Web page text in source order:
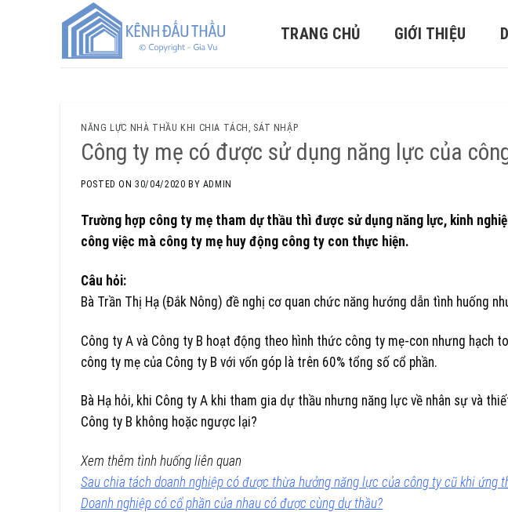
TRANG CHỦ GIỚI THIỆU
NĂNG LỰC NHÀ THẦU KHI CHIA TÁCH, SÁT NHẬP
Công ty mẹ có được sử dụng năng lực của
POSTED ON30/04/2020 BY ADMIN
Trường hợp công ty mẹ tham dự thầu thì được sử dụng năng lực, kinh
công việc mà công ty mẹ huy động công ty con thực hiện.
Câu hỏi:
Bà Trần Thị Hạ (Đắk Nông) đề nghị cơ quan chức năng hướng dẫn tình huống
Công ty A và Công ty B hoạt động theo hình thức công ty mẹ-con nhưng hạch
công ty mẹ của Công ty B với vốn góp là trên 60% tổng số cổ phần.
Bà Hạ hỏi, khi Công ty A khi tham gia dự thầu nhưng năng lực về nhân sự và
Công ty B không hoặc ngược lại?
Xem thêm tình huống liên quan
Sau chia tách doanh nghiệp có được thừa hưởng năng lực của công ty cũ khi ứng
Doanh nghiệp có cổ phần của nhau có được cùng dự thầu?